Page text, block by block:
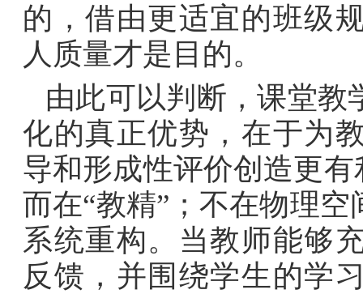
的，借由更适宜的班级
人质量才是目的。
由此可以判断，课堂教
化的真正优势，在于为
导和形成性评价创造更
而在“教精”；不在物理
系统重构。当教师能够
反馈，并围绕学生的学